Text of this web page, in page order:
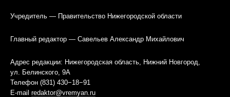
Учредитель — Правительство Нижегородской области
Главный редактор — Савельев Александр Михайлович
Адрес редакции: Нижегородская область, Нижний Новгород,
ул. Белинского, 9А
Телефон (831) 430−18−91
E-mail redaktor@vremyan.ru